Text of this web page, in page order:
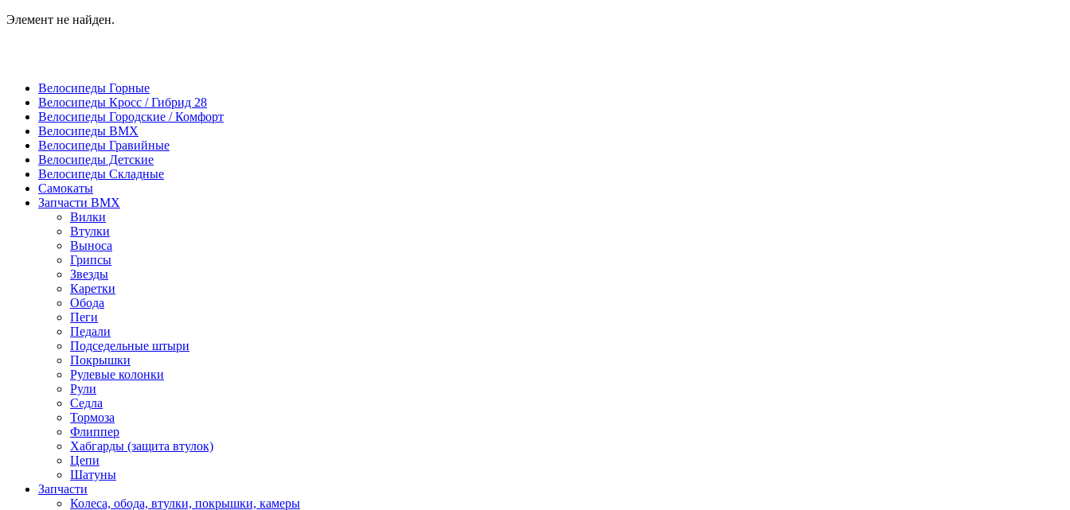
Элемент не найден.
Велосипеды Горные
Велосипеды Кросс / Гибрид 28
Велосипеды Городские / Комфорт
Велосипеды BMX
Велосипеды Гравийные
Велосипеды Детские
Велосипеды Складные
Самокаты
Запчасти BMX
Вилки
Втулки
Выноса
Грипсы
Звезды
Каретки
Обода
Пеги
Педали
Подседельные штыри
Покрышки
Рулевые колонки
Рули
Седла
Тормоза
Флиппер
Хабгарды (защита втулок)
Цепи
Шатуны
Запчасти
Колеса, обода, втулки, покрышки, камеры